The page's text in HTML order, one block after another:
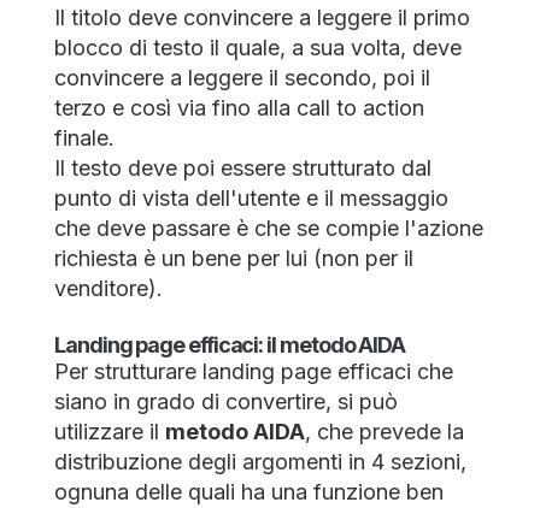
Il titolo deve convincere a leggere il primo
blocco di testo il quale, a sua volta, deve
convincere a leggere il secondo, poi il
terzo e così via fino alla call to action
finale.
Il testo deve poi essere strutturato dal
punto di vista dell'utente e il messaggio
che deve passare è che se compie l'azione
richiesta è un bene per lui (non per il
venditore).
Landing page efficaci: il metodo AIDA
Per strutturare landing page efficaci che
siano in grado di convertire, si può
utilizzare il metodo AIDA, che prevede la
distribuzione degli argomenti in 4 sezioni,
ognuna delle quali ha una funzione ben